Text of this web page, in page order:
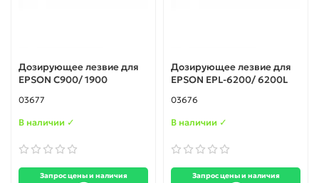
Дозирующее лезвие для
EPSON С900/ 1900
03677
В наличии ✓
Запрос цены и наличия
Дозирующее лезвие для
EPSON EPL-6200/ 6200L
03676
В наличии ✓
Запрос цены и наличия